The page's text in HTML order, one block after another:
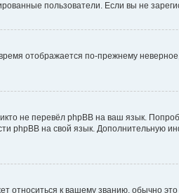
пользователи. Если вы не
отображается по-прежнему
не перевёл phpBB на ваш язык.
phpBB на свой язык.
относиться к вашему званию, обычно